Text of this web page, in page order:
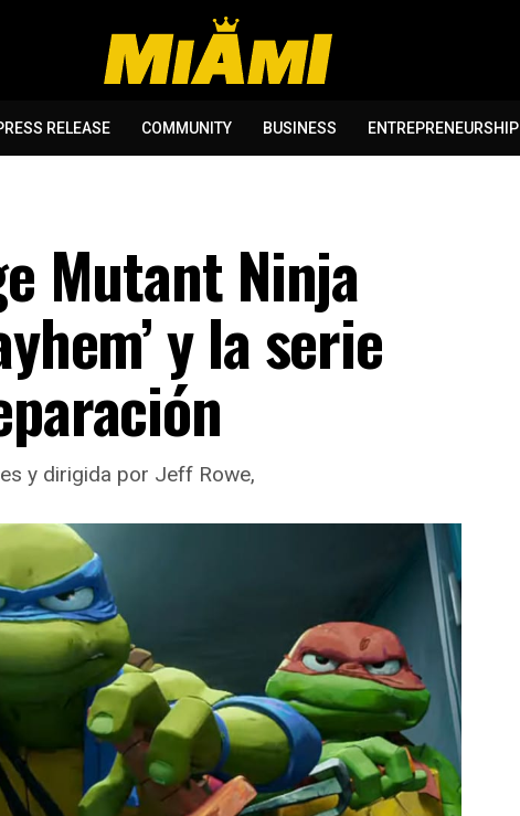
RELEASE COMMUNITY BUSINESS ENTREPRENEURSHIP
Mutant Ninja
y la serie
y dirigida por Jeff Rowe,